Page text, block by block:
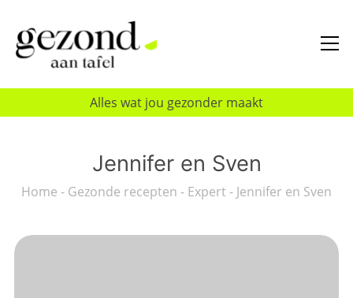
Alles wat jou gezonder maakt
Jennifer en Sven
Home - Gezonde recepten - Expert - Jennifer en Sven